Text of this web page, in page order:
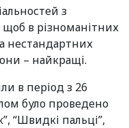
з
щоб в різноманітних
нестандартних
– найкращі.
в період з 26
було проведено
“Швидкі пальці”,